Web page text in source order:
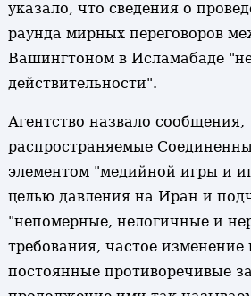
указало, что сведения о
раунда мирных переговоров
Вашингтоном в Исламабаде "не
действительности".
Агентство назвало сообщения,
распространяемые
элементом "медийной игры и
целью давления на Иран и
"непомерные, нелогичные и
требования, частое изменение
постоянные противоречивые